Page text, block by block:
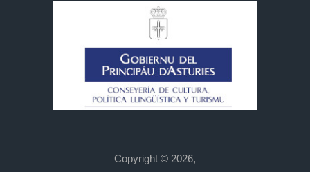
Copyright © 2026,